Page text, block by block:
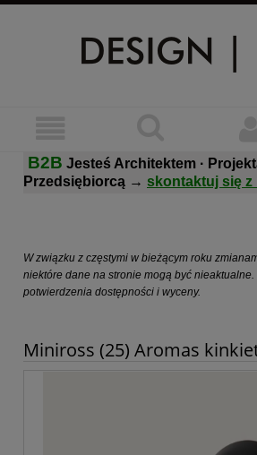
B2B Jesteś Architektem ·
Przedsiębiorcą → skontaktuj się z
W związku z częstymi w bieżącym roku
niektóre dane na stronie mogą być
potwierdzenia dostępności i wyceny.
Miniross (25) Aromas